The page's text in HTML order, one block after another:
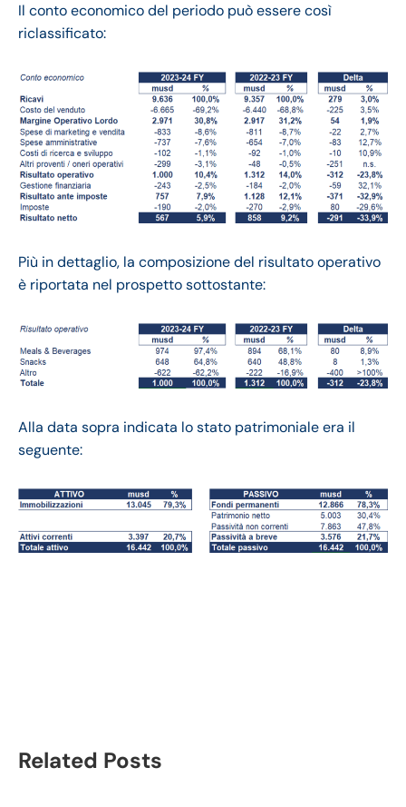
Il conto economico del periodo può essere così
riclassificato:
Più in dettaglio, la composizione del risultato operativo
è riportata nel prospetto sottostante:
Alla data sopra indicata lo stato patrimoniale era il
seguente:
Related Posts